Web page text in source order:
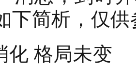
下简析，仅
化 格局未变